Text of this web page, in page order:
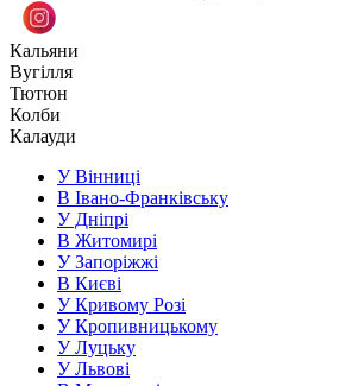
Кальяни
Вугілля
Тютюн
Колби
Калауди
У Вінниці
В Івано-Франківську
У Дніпрі
В Житомирі
У Запоріжжі
В Києві
У Кривому Розі
У Кропивницькому
У Луцьку
У Львові